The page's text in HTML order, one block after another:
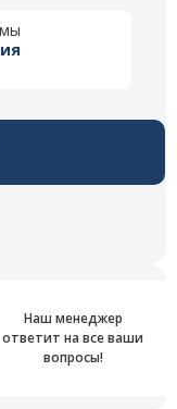
Наш менеджер
ответит на все ваши
вопросы!